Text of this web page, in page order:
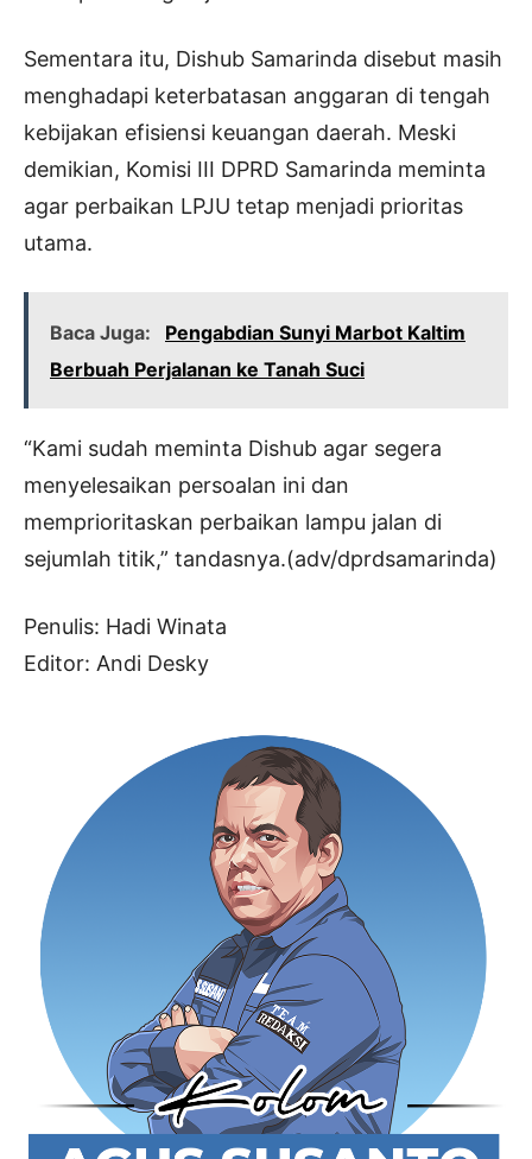
Sementara itu, Dishub Samarinda disebut masih
menghadapi keterbatasan anggaran di tengah
kebijakan efisiensi keuangan daerah. Meski
demikian, Komisi III DPRD Samarinda meminta
agar perbaikan LPJU tetap menjadi prioritas
utama.
Baca Juga:
Pengabdian Sunyi Marbot Kaltim
Berbuah Perjalanan ke Tanah Suci
“Kami sudah meminta Dishub agar segera
menyelesaikan persoalan ini dan
memprioritaskan perbaikan lampu jalan di
sejumlah titik,” tandasnya.(adv/dprdsamarinda)
Penulis: Hadi Winata
Editor: Andi Desky